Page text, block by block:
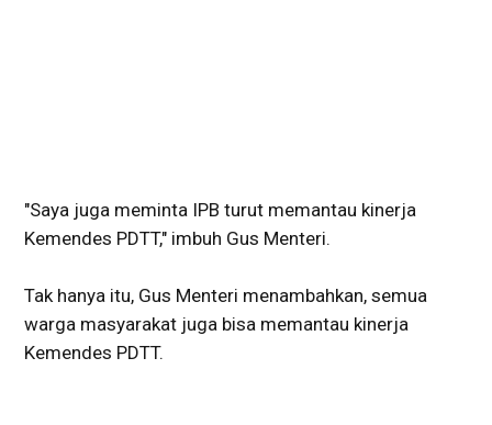
"Saya juga meminta IPB turut memantau kinerja
Kemendes PDTT," imbuh Gus Menteri.
Tak hanya itu, Gus Menteri menambahkan, semua
warga masyarakat juga bisa memantau kinerja
Kemendes PDTT.